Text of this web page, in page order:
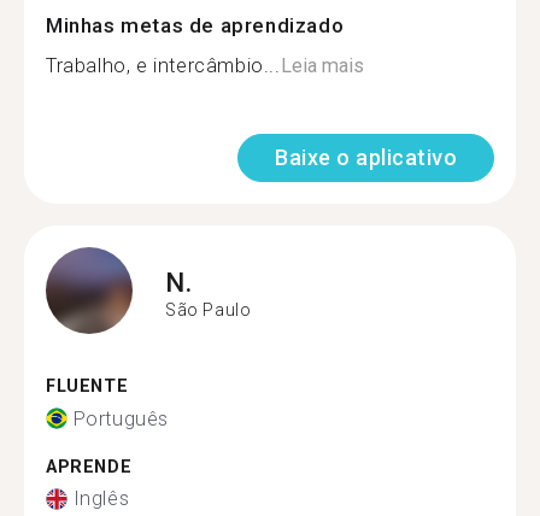
Minhas metas de aprendizado
Trabalho, e intercâmbio...Leia mais
Baixe o aplicativo
N.
São Paulo
FLUENTE
Português
APRENDE
Inglês